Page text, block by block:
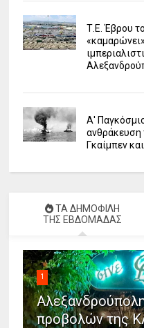
Τ.Ε. Έβρου
Α'
ανθράκευση
Γκαίμπεν
ΤΑ ΔΗΜΟΦΙΛΗ
ΤΗΣ ΕΒΔΟΜΑΔΑΣ
1
προβολών της